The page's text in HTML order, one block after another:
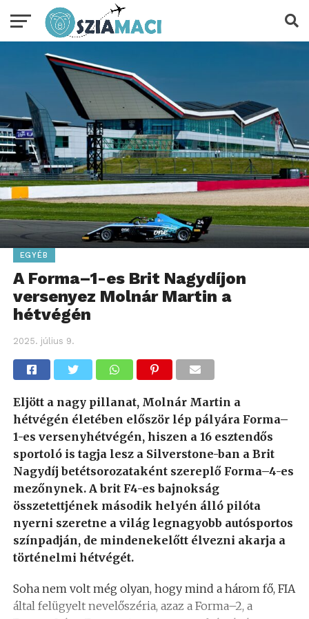
EGYÉB
A Forma–1-es Brit Nagydíjon
versenyez Molnár Martin a
hétvégén
2025. július 9.
Eljött a nagy pillanat, Molnár Martin a
hétvégén életében először lép pályára Forma–
1-es versenyhétvégén, hiszen a 16 esztendős
sportoló is tagja lesz a Silverstone-ban a Brit
Nagydíj betétsorozataként szereplő Forma–4-es
mezőnynek. A brit F4-es bajnokság
összetettjének második helyén álló pilóta
nyerni szeretne a világ legnagyobb autósportos
színpadján, de mindenekelőtt élvezni akarja a
történelmi hétvégét.
Soha nem volt még olyan, hogy mind a három fő, FIA
által felügyelt nevelőszéria, azaz a Forma–2, a